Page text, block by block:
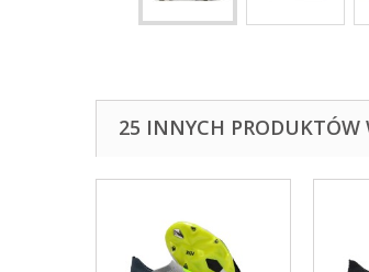
25 INNYCH PRODUKTÓW